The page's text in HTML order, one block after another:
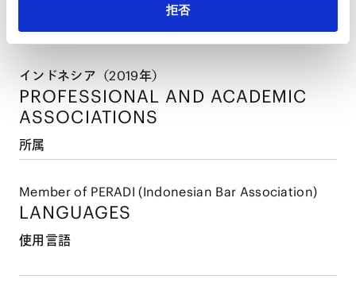
拒否
インドネシア（2019年）
PROFESSIONAL AND ACADEMIC
ASSOCIATIONS
所属
Member of PERADI (Indonesian Bar Association)
LANGUAGES
使用言語